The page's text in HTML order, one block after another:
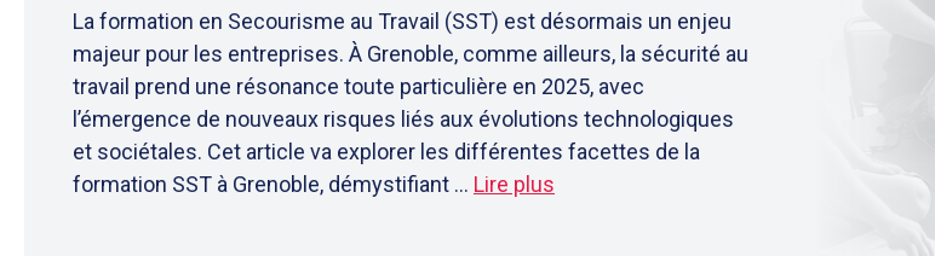
La formation en Secourisme au Travail (SST) est désormais un enjeu
majeur pour les entreprises. À Grenoble, comme ailleurs, la sécurité au
travail prend une résonance toute particulière en 2025, avec
l’émergence de nouveaux risques liés aux évolutions technologiques
et sociétales. Cet article va explorer les différentes facettes de la
formation SST à Grenoble, démystifiant ... Lire plus